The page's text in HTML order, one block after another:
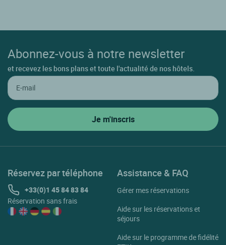
Abonnez-vous à notre newsletter
et recevez les bons plans et toute l'actualité de nos hôtels.
Réservez par téléphone
+33(0)1 45 84 83 84
Réservation sans frais
Assistance & FAQ
Gérer mes réservations
Aide sur les réservations et
séjours
Aide sur le programme de fidélité